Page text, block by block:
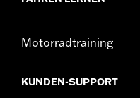
Motorradtraining
KUNDEN-SUPPORT